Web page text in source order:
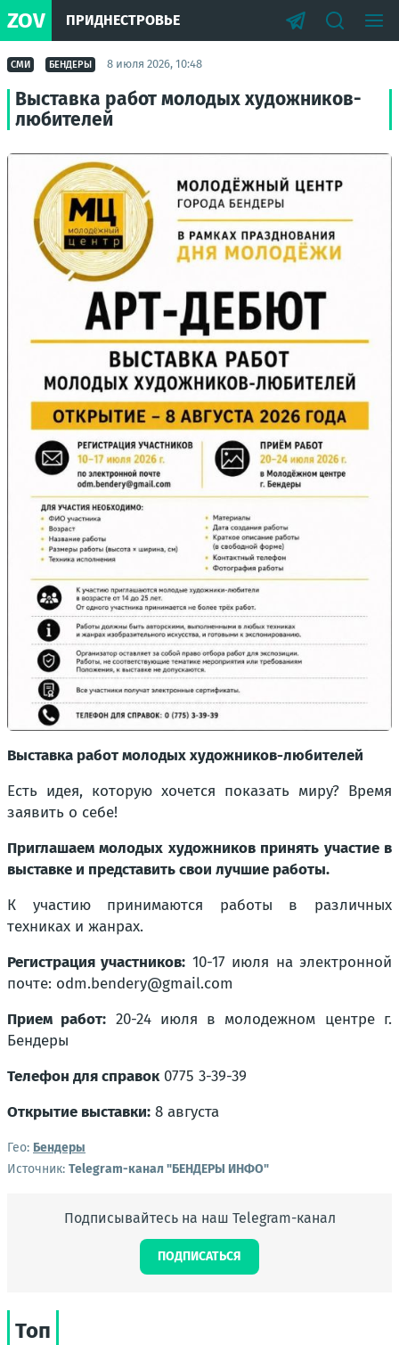
ZOV ПРИДНЕСТРОВЬЕ
СМИ БЕНДЕРЫ 8 июля 2026, 10:48
Выставка работ молодых художников-
любителей
Выставка работ молодых художников-любителей
Есть идея, которую хочется показать миру? Время
заявить о себе!
Приглашаем молодых художников принять участие в
выставке и представить свои лучшие работы.
К участию принимаются работы в различных
техниках и жанрах.
Регистрация участников: 10-17 июля на электронной
почте: odm.bendery@gmail.com
Прием работ: 20-24 июля в молодежном центре г.
Бендеры
Телефон для справок0775 3-39-39
Открытие выставки: 8 августа
Гео: Бендеры
Источник: Telegram-канал "БЕНДЕРЫ ИНФО"
Подписывайтесь на наш Telegram-канал
ПОДПИСАТЬСЯ
Топ